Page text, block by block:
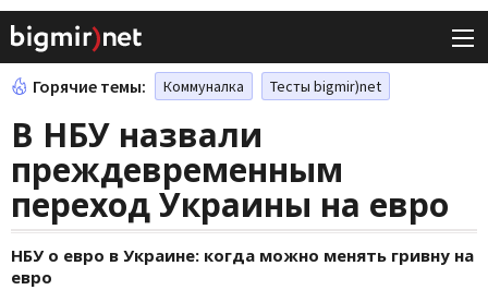
Горячие темы: Коммуналка Тесты bigmir)net
В НБУ назвали
преждевременным
переход Украины на евро
НБУ о евро в Украине: когда можно менять гривну на
евро